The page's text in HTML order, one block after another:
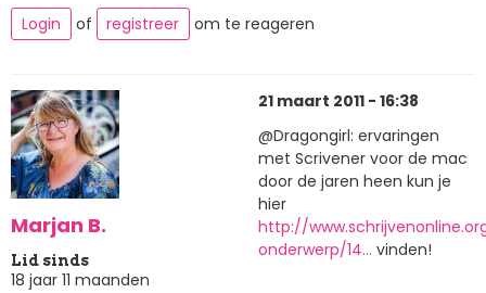
Login
of registreer om te reageren
Marjan B.
Lid sinds
18 jaar 11 maanden
21 maart 2011 - 16:38
@Dragongirl: ervaringen
met Scrivener voor de mac
door de jaren heen kun je
hier
http://
onderwerp/14… vinden!